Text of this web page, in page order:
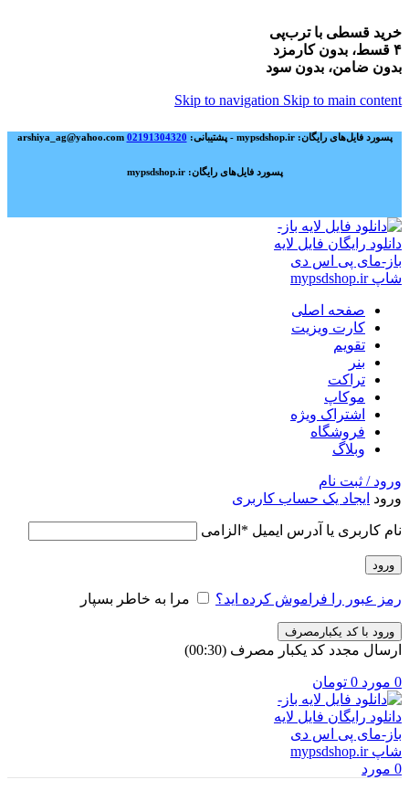
خرید قسطی با ترب‌پی
۴ قسط، بدون کارمزد
بدون ضامن، بدون سود
Skip to navigation Skip to main content
پسورد فایل‌های رایگان: mypsdshop.ir - پشتیبانی: arshiya_ag@yahoo.com 02191304320
پسورد فایل‌های رایگان: mypsdshop.ir
صفحه اصلی
کارت ویزیت
تقویم
بنر
تراکت
موکاپ
اشتراک ویژه
فروشگاه
وبلاگ
ورود / ثبت نام
ورود ایجاد یک حساب کاربری
نام کاربری یا آدرس ایمیل * الزامی
ورود
رمز عبور را فراموش کرده اید؟ مرا به خاطر بسپار
ورود با کد یکبارمصرف
ارسال مجدد کد یکبار مصرف (00:
30
)
0 مورد 0 تومان
0 مورد